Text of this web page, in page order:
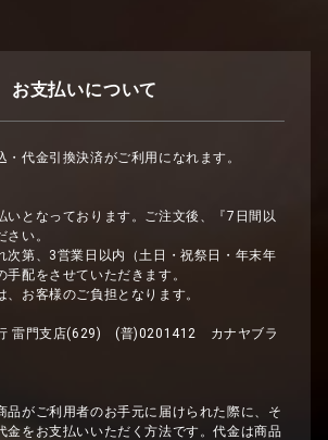
お支払いについて
・代金引換決済がご利用になれます。
いとなっております。ご注文後、『7日間以
い。
次第、3営業日以内（土日・祝祭日・年末年
配をさせていただきます。
、お客様のご負担となります。
雷門支店(629) (普)0201412 カナヤブラ
品がご利用者のお手元に届けられた際に、そ
金をお支払いいただく方法です。代金は商品